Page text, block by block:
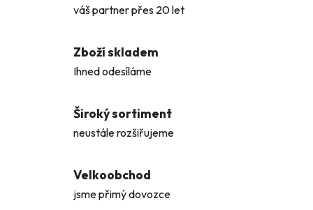
váš partner přes 20 let
Zboží skladem
Ihned odesíláme
Široký sortiment
neustále rozšiřujeme
Velkoobchod
jsme přimý dovozce